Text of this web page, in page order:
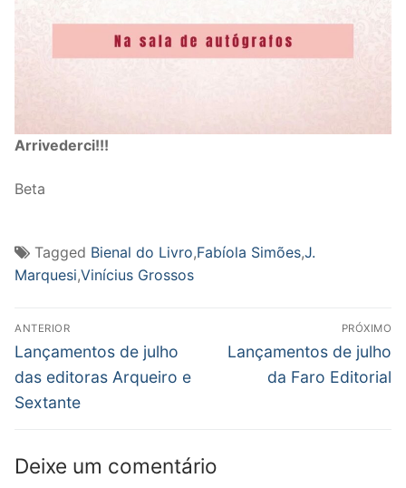
Arrivederci!!!
Beta
Tagged Bienal do Livro,Fabíola Simões,J.
Marquesi,Vinícius Grossos
Navegação
de
Post
ANTERIOR
Post
anterior:
Lançamentos de julho
das editoras Arqueiro e
Sextante
PRÓXIMO
Próximo
Lançamentos de julho
da Faro Editorial
Deixe um comentário